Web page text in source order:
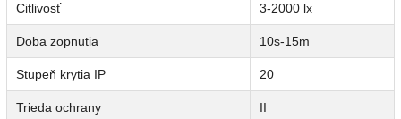
Citlivosť 3-2000 lx
Doba zopnutia 10s-15m
Stupeň krytia IP 20
Trieda ochrany II